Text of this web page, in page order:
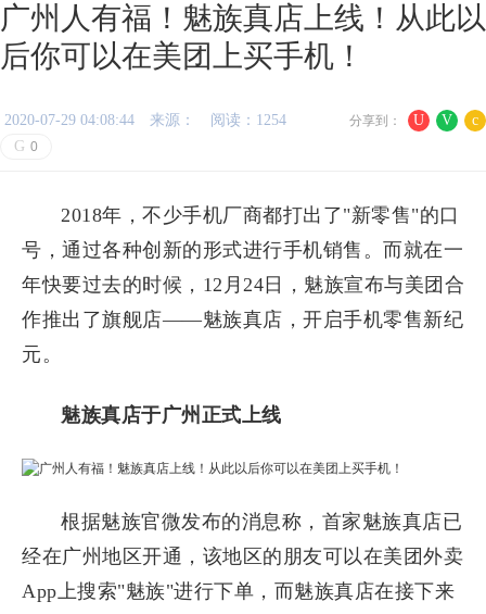
广州人有福！魅族真店上线！从此以
后你可以在美团上买手机！
U V c
分享到：
2020-07-29 04:08:44 来源：
阅读：1254
G 0
2018年，不少手机厂商都打出了"新零售"的口
号，通过各种创新的形式进行手机销售。而就在一
年快要过去的时候，12月24日，魅族宣布与美团合
作推出了旗舰店——魅族真店，开启手机零售新纪
元。
魅族真店于广州正式上线
根据魅族官微发布的消息称，首家魅族真店已
经在广州地区开通，该地区的朋友可以在美团外卖
App上搜索"魅族"进行下单，而魅族真店在接下来